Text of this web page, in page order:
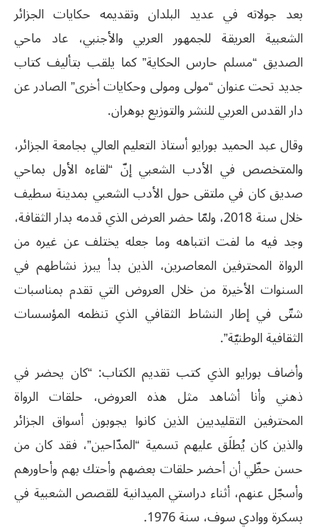
بعد جولاته في عديد البلدان وتقديمه حكايات الجزائر
الشعبية العريقة للجمهور العربي والأجنبي، عاد ماحي
الصديق “مسلم حارس الحكاية” كما يلقب بتأليف كتاب
جديد تحت عنوان “مولى ومولى وحكايات أخرى” الصادر عن
دار القدس العربي للنشر والتوزيع بوهران.
وقال عبد الحميد بورايو أستاذ التعليم العالي بجامعة الجزائر،
والمتخصص في الأدب الشعبي إنّ “لقاءه الأول بماحي
صديق كان في ملتقى حول الأدب الشعبي بمدينة سطيف
خلال سنة 2018، ولمّا حضر العرض الذي قدمه بدار الثقافة،
وجد فيه ما لفت انتباهه وما جعله يختلف عن غيره من
الرواة المحترفين المعاصرين، الذين بدأ يبرز نشاطهم في
السنوات الأخيرة من خلال العروض التي تقدم بمناسبات
شتّى في إطار النشاط الثقافي الذي تنظمه المؤسسات
الثقافية الوطنيّة”.
وأضاف بورايو الذي كتب تقديم الكتاب: “كان يحضر في
ذهني وأنا أشاهد مثل هذه العروض، حلقات الرواة
المحترفين التقليديين الذين كانوا يجوبون أسواق الجزائر
والذين كان يُطلَق عليهم تسمية “المدّاحين”، فقد كان من
حسن حظّي أن أحضر حلقات بعضهم وأحتك بهم وأحاورهم
وأسجّل عنهم، أثناء دراستي الميدانية للقصص الشعبية في
بسكرة ووادي سوف، سنة 1976.